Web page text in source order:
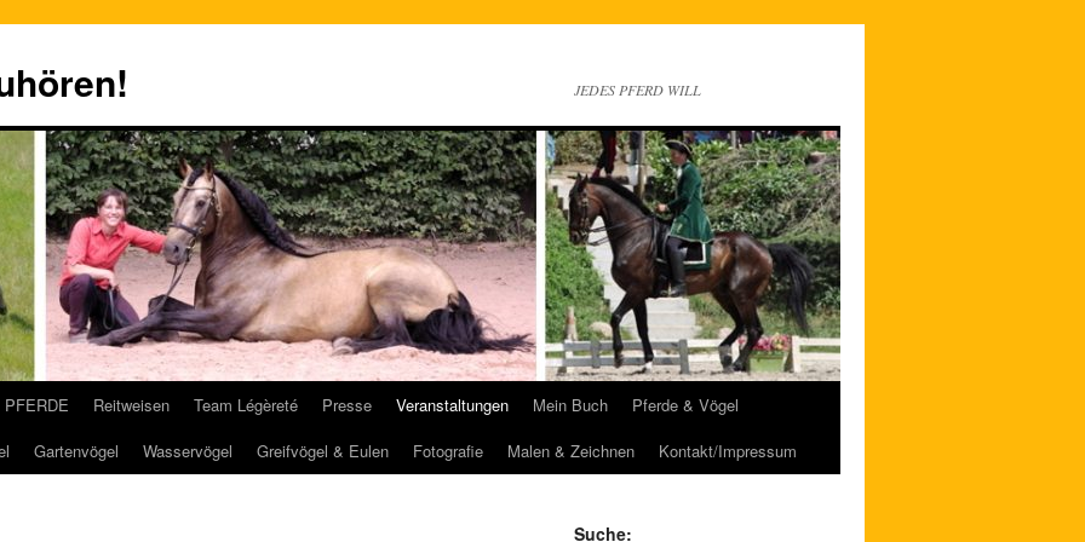
JEDES PFERD WILL
PFERDE Reitweisen Team Légèreté Presse Veranstaltungen Mein Buch
Pferde & Vögel
Gartenvögel Wasservögel Greifvögel & Eulen Fotografie Malen & Zeichnen Kontakt/Impressum
Suche: